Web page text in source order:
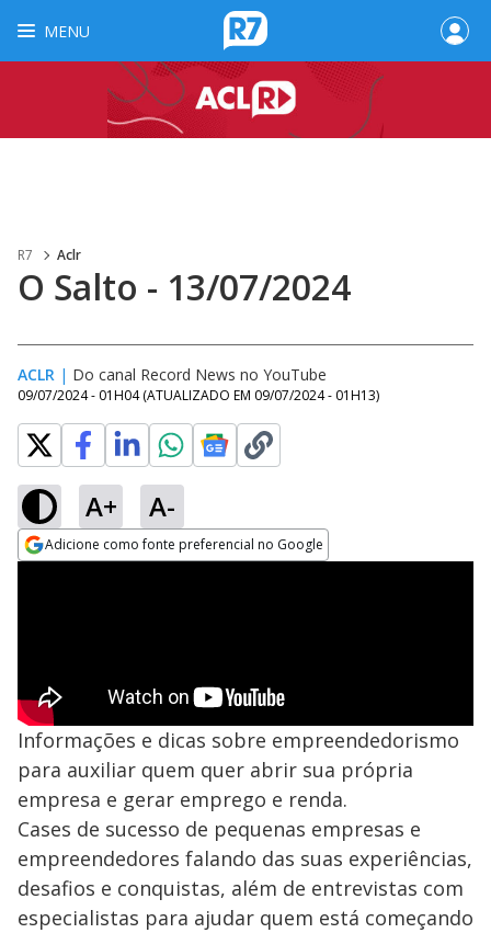
MENU
R7 Aclr
O Salto - 13/07/2024
ACLR | Do canal Record News no YouTube
09/07/2024 - 01H04 (ATUALIZADO EM 09/07/2024 - 01H13)
A+ A-
Adicione como fonte preferencial no Google
Informações e dicas sobre empreendedorismo
para auxiliar quem quer abrir sua própria
empresa e gerar emprego e renda.
Cases de sucesso de pequenas empresas e
empreendedores falando das suas experiências,
desafios e conquistas, além de entrevistas com
especialistas para ajudar quem está começando